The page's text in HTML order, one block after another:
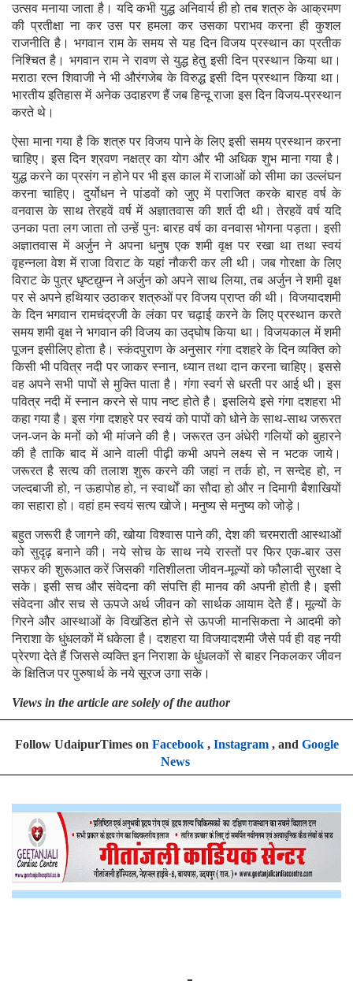
उत्सव मनाया जाता है। यदि कभी युद्ध अनिवार्य ही हो तब शत्रु के आक्रमण
की प्रतीक्षा ना कर उस पर हमला कर उसका पराभव करना ही कुशल
राजनीति है। भगवान राम के समय से यह दिन विजय प्रस्थान का प्रतीक
निश्चित है। भगवान राम ने रावण से युद्ध हेतु इसी दिन प्रस्थान किया था।
मराठा रत्न शिवाजी ने भी औरंगजेब के विरुद्ध इसी दिन प्रस्थान किया था।
भारतीय इतिहास में अनेक उदाहरण हैं जब हिन्दू राजा इस दिन विजय-प्रस्थान
करते थे।
ऐसा माना गया है कि शत्रु पर विजय पाने के लिए इसी समय प्रस्थान करना
चाहिए। इस दिन श्रवण नक्षत्र का योग और भी अधिक शुभ माना गया है।
युद्ध करने का प्रसंग न होने पर भी इस काल में राजाओं को सीमा का उल्लंघन
करना चाहिए। दुर्योधन ने पांडवों को जुए में पराजित करके बारह वर्ष के
वनवास के साथ तेरहवें वर्ष में अज्ञातवास की शर्त दी थी। तेरहवें वर्ष यदि
उनका पता लग जाता तो उन्हें पुनः बारह वर्ष का वनवास भोगना पड़ता। इसी
अज्ञातवास में अर्जुन ने अपना धनुष एक शमी वृक्ष पर रखा था तथा स्वयं
वृहन्नला वेश में राजा विराट के यहां नौकरी कर ली थी। जब गोरक्षा के लिए
विराट के पुत्र धृष्टद्युम्न ने अर्जुन को अपने साथ लिया, तब अर्जुन ने शमी वृक्ष
पर से अपने हथियार उठाकर शत्रुओं पर विजय प्राप्त की थी। विजयादशमी
के दिन भगवान रामचंद्रजी के लंका पर चढ़ाई करने के लिए प्रस्थान करते
समय शमी वृक्ष ने भगवान की विजय का उद्घोष किया था। विजयकाल में शमी
पूजन इसीलिए होता है। स्कंदपुराण के अनुसार गंगा दशहरे के दिन व्यक्ति को
किसी भी पवित्र नदी पर जाकर स्नान, ध्यान तथा दान करना चाहिए। इससे
वह अपने सभी पापों से मुक्ति पाता है। गंगा स्वर्ग से धरती पर आई थी। इस
पवित्र नदी में स्नान करने से पाप नष्ट होते है। इसलिये इसे गंगा दशहरा भी
कहा गया है। इस गंगा दशहरे पर स्वयं को पापों को धोने के साथ-साथ जरूरत
जन-जन के मनों को भी मांजने की है। जरूरत उन अंधेरी गलियों को बुहारने
की है ताकि बाद में आने वाली पीढ़ी कभी अपने लक्ष्य से न भटक जाये।
जरूरत है सत्य की तलाश शुरू करने की जहां न तर्क हो, न सन्देह हो, न
जल्दबाजी हो, न ऊहापोह हो, न स्वार्थों का सौदा हो और न दिमागी बैशाखियों
का सहारा हो। वहां हम स्वयं सत्य खोजे। मनुष्य से मनुष्य को जोड़े।
बहुत जरूरी है जागने की, खोया विश्वास पाने की, देश की चरमराती आस्थाओं
को सुदृढ़ बनाने की। नये सोच के साथ नये रास्तों पर फिर एक-बार उस
सफर की शुरूआत करें जिसकी गतिशीलता जीवन-मूल्यों को फौलादी सुरक्षा दे
सके। इसी सच और संवेदना की संपत्ति ही मानव की अपनी होती है। इसी
संवेदना और सच से ऊपजे अर्थ जीवन को सार्थक आयाम देतेे हैं। मूल्यों के
गिरने और आस्थाओं के विखंडित होने से ऊपजी मानसिकता ने आदमी को
निराशा के धुंधलकों में धकेला है। दशहरा या विजयादशमी जैसे पर्व ही वह नयी
प्रेरणा देते हैं जिससे व्यक्ति इन निराशा के धुंधलकों से बाहर निकलकर जीवन
के क्षितिज पर पुरुषार्थ के नये सूरज उगा सके।
Views in the article are solely of the author
Follow UdaipurTimes on Facebook, Instagram, and Google
News